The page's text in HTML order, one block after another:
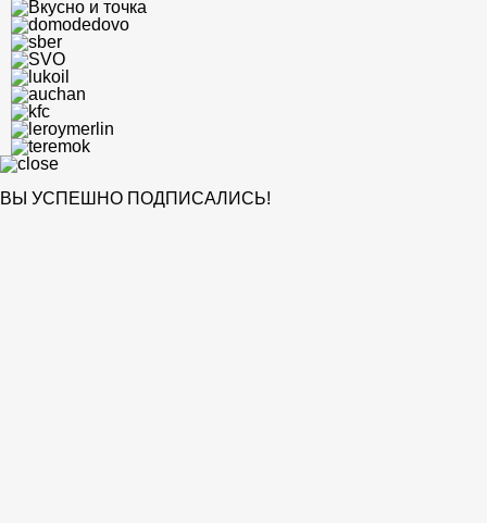
ВЫ УСПЕШНО ПОДПИСАЛИСЬ!